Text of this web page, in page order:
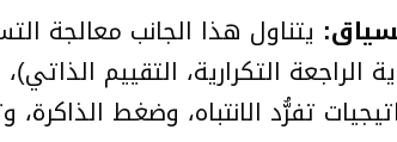
الراجعة التكرارية، التقييم
تفرُّد الانتباه، وضغط